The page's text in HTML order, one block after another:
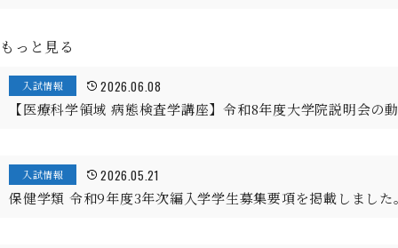
もっと見る
入試情報 2026.06.08
【医療科学領域 病態検査学講座】令和8年度大学院説明会の
入試情報 2026.05.21
保健学類 令和9年度3年次編入学学生募集要項を掲載しました